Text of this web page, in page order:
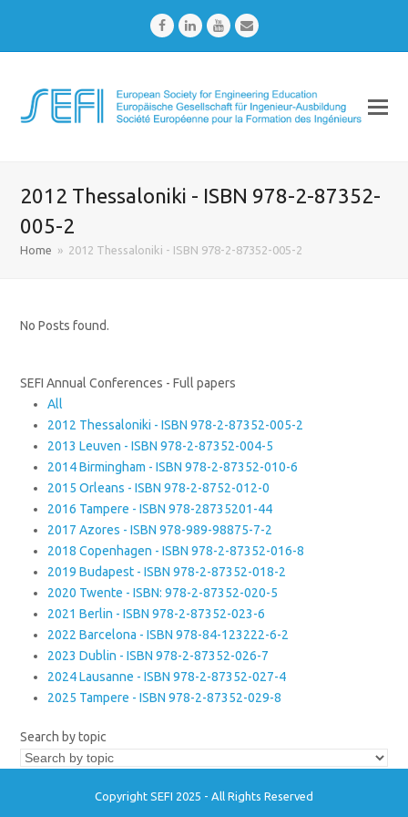
FacebookLinkedInYoutubeEmail
2012 Thessaloniki - ISBN 978-2-87352-
005-2
Home » 2012 Thessaloniki - ISBN 978-2-87352-005-2
No Posts found.
SEFI Annual Conferences - Full papers
All
2012 Thessaloniki - ISBN 978-2-87352-005-2
2013 Leuven - ISBN 978-2-87352-004-5
2014 Birmingham - ISBN 978-2-87352-010-6
2015 Orleans - ISBN 978-2-8752-012-0
2016 Tampere - ISBN 978-28735201-44
2017 Azores - ISBN 978-989-98875-7-2
2018 Copenhagen - ISBN 978-2-87352-016-8
2019 Budapest - ISBN 978-2-87352-018-2
2020 Twente - ISBN: 978-2-87352-020-5
2021 Berlin - ISBN 978-2-87352-023-6
2022 Barcelona - ISBN 978-84-123222-6-2
2023 Dublin - ISBN 978-2-87352-026-7
2024 Lausanne - ISBN 978-2-87352-027-4
2025 Tampere - ISBN 978-2-87352-029-8
Search by topic
Copyright SEFI 2025 - All Rights Reserved